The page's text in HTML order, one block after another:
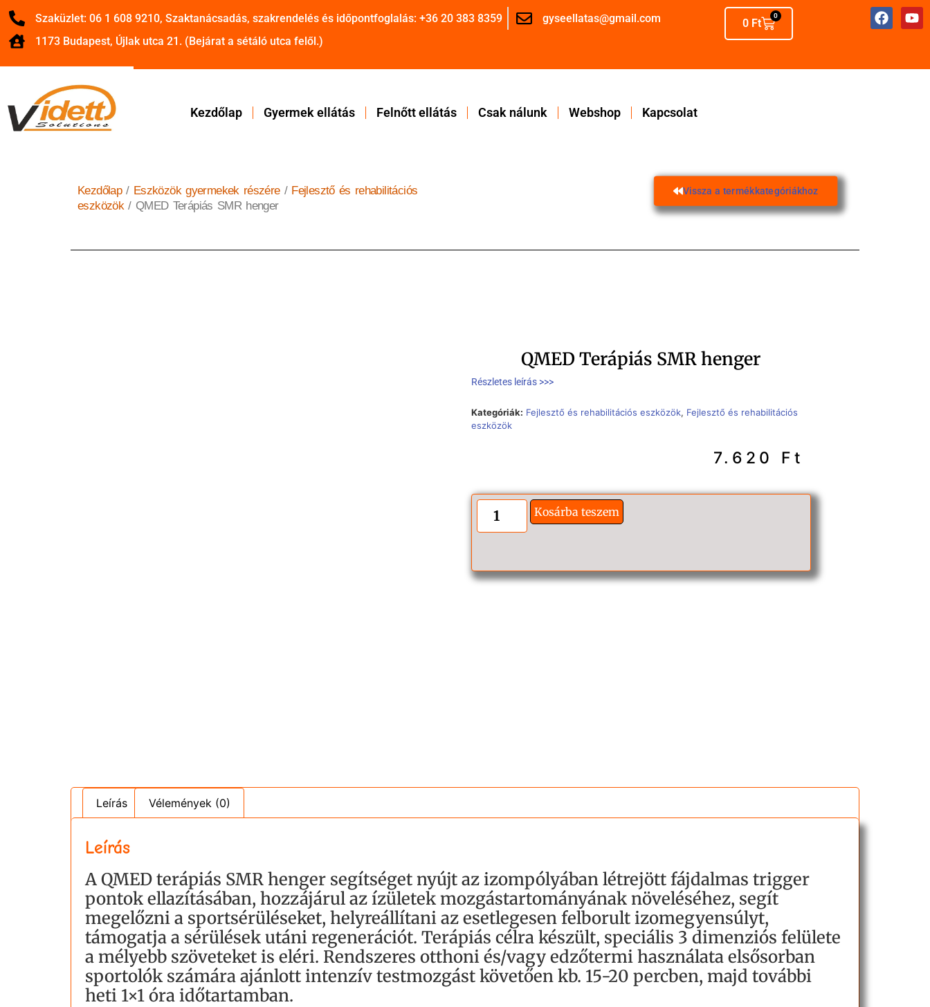
Szaküzlet: 06 1 608 9210, Szaktanácsadás, szakrendelés és időpontfoglalás: +36 20 383 8359
gyseellatas@gmail.com
1173 Budapest, Újlak utca 21. (Bejárat a sétáló utca felől.)
0 Ft
0
Kezdőlap Gyermek ellátás Felnőtt ellátás Csak nálunk Webshop Kapcsolat
Kezdőlap/ Eszközök gyermekek részére/ Fejlesztő és rehabilitációs
eszközök/ QMED Terápiás SMR henger
Vissza a termékkategóriákhoz
QMED Terápiás SMR henger
Részletes leírás >>>
Kategóriák: Fejlesztő és rehabilitációs eszközök, Fejlesztő és rehabilitációs
eszközök
7.620 Ft
Kosárba teszem
Leírás Vélemények (0)
Leírás
A QMED terápiás SMR henger segítséget nyújt az izompólyában létrejött fájdalmas trigger
pontok ellazításában, hozzájárul az ízületek mozgástartományának növeléséhez, segít
megelőzni a sportsérüléseket, helyreállítani az esetlegesen felborult izomegyensúlyt,
támogatja a sérülések utáni regenerációt. Terápiás célra készült, speciális 3 dimenziós felülete
a mélyebb szöveteket is eléri. Rendszeres otthoni és/vagy edzőtermi használata elsősorban
sportolók számára ajánlott intenzív testmozgást követően kb. 15-20 percben, majd további
heti 1×1 óra időtartamban.